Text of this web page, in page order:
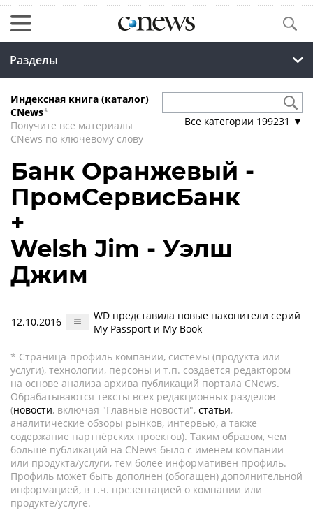
Разделы
Индексная книга (каталог)
CNews*
Получите все материалы
CNews по ключевому слову
Все категории 199231 ▼
Банк Оранжевый -
ПромСервисБанк
+
Welsh Jim - Уэлш
Джим
12.10.2016
WD представила новые накопители серий
My Passport и My Book
* Страница-профиль компании, системы (продукта или
услуги), технологии, персоны и т.п. создается редактором
на основе анализа архива публикаций портала CNews.
Обрабатываются тексты всех редакционных разделов
(новости, включая "Главные новости", статьи,
аналитические обзоры рынков, интервью, а также
содержание партнёрских проектов). Таким образом, чем
больше публикаций на CNews было с именем компании
или продукта/услуги, тем более информативен профиль.
Профиль может быть дополнен (обогащен) дополнительной
информацией, в т.ч. презентацией о компании или
продукте/услуге.